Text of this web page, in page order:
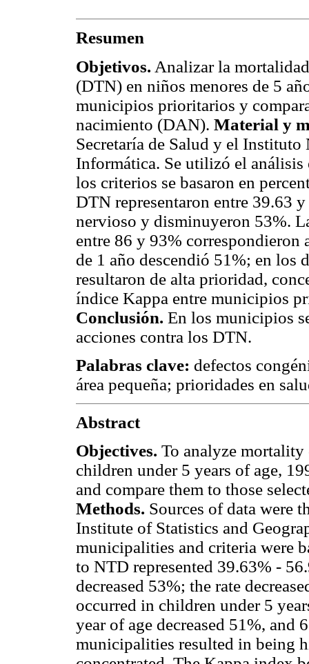
Resumen
Objetivos. Analizar la
(DTN) en niños menores de 5
municipios prioritarios y
nacimiento (DAN). Material y
Secretaría de Salud y el
Informática. Se utilizó el
los criterios se basaron en
DTN representaron entre 39.63
nervioso y disminuyeron 53%.
entre 86 y 93% correspondieron
de 1 año descendió 51%; en los
resultaron de alta prioridad,
índice Kappa entre municipios
Conclusión. En los municipios
acciones contra los DTN.
Palabras clave: defectos
área pequeña; prioridades en
Abstract
Objectives. To analyze
children under 5 years of age,
and compare them to those
Methods. Sources of data were
Institute of Statistics and
municipalities and criteria were
to NTD represented 39.63% -
decreased 53%; the rate
occurred in children under 5
year of age decreased 51%,
municipalities resulted in being